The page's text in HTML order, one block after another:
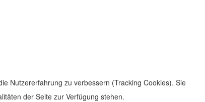
Nutzererfahrung zu verbessern (Tracking Cookies). Sie
der Seite zur Verfügung stehen.